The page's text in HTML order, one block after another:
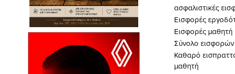
ασφαλιστικές
Εισφορές
Εισφορές μαθητή
Σύνολο εισφορών
Καθαρό
μαθητή